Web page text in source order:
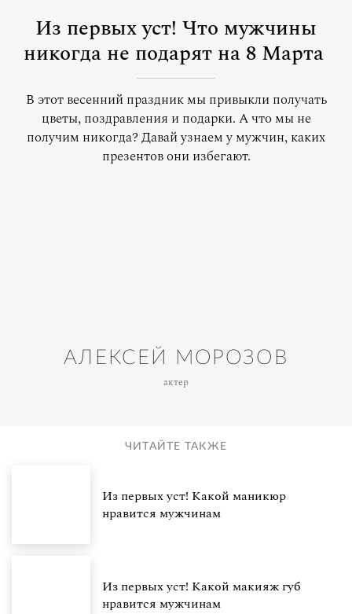
Из первых уст! Что мужчины
никогда не подарят на 8 Марта
В этот весенний праздник мы привыкли получать
цветы, поздравления и подарки. А что мы не
получим никогда? Давай узнаем у мужчин, каких
презентов они избегают.
АЛЕКСЕЙ МОРОЗОВ
актер
ЧИТАЙТЕ ТАКЖЕ
Из первых уст! Какой маникюр
нравится мужчинам
Из первых уст! Какой макияж губ
нравится мужчинам